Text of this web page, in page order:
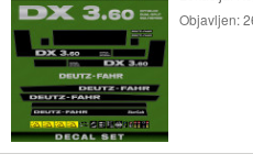
Objavljen: